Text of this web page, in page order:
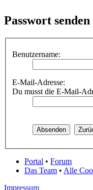
Passwort senden
Benutzername:
E-Mail-Adresse:
Du musst die E-Mail-
Portal • Forum
Das Team • Alle
Impressum